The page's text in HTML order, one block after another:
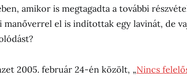
amikor is megtagadta a további
manőverrel el is indítottak egy lavinát, de
2005. február 24-én közölt, „Nincs